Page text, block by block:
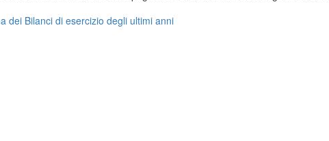
dei Bilanci di esercizio degli ultimi anni